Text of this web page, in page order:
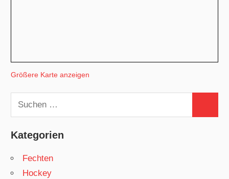
Größere Karte anzeigen
Suchen
nach:
Kategorien
Fechten
Hockey